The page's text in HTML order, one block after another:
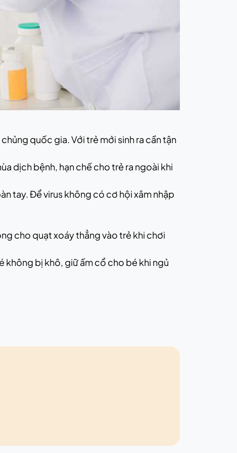
quốc gia. Với trẻ mới sinh ra cần tận
dịch bệnh, hạn chế cho trẻ ra ngoài khi
tay. Để virus không có cơ hội xâm nhập
cho quạt xoáy thẳng vào trẻ khi chơi
không bị khô, giữ ấm cổ cho bé khi ngủ